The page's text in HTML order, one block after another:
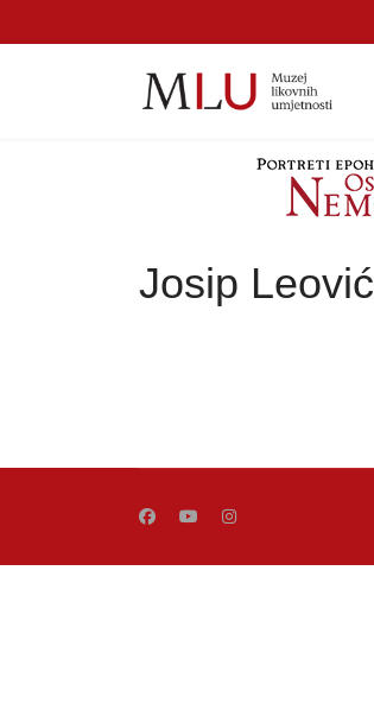
Josip Leović